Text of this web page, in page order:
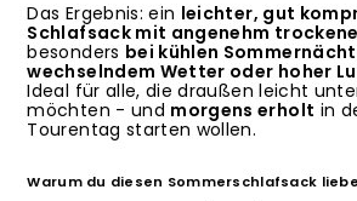
Das Ergebnis: ein leichter, gut
Schlafsack mit angenehm
besonders bei kühlen
wechselndem Wetter oder hoher
Ideal für alle, die draußen leicht
möchten - und morgens erholt in
Tourentag starten wollen.
Warum du diesen Sommerschlafsack